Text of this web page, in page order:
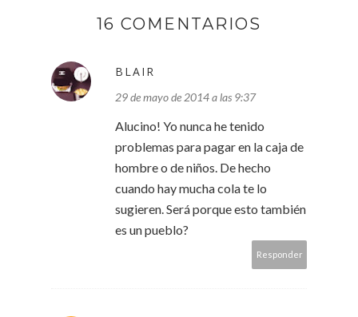
16 COMENTARIOS
BLAIR
29 de mayo de 2014 a las 9:37
Alucino! Yo nunca he tenido
problemas para pagar en la caja de
hombre o de niños. De hecho
cuando hay mucha cola te lo
sugieren. Será porque esto también
es un pueblo?
Responder